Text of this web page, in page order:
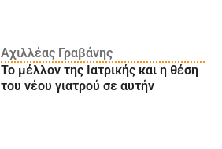
Αχιλλέας Γραβάνης
Το μέλλον της Ιατρικής και η θέση
του νέου γιατρού σε αυτήν